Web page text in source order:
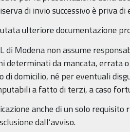
di invio successivo è priva
ulteriore documentazione
di Modena non assume
determinati da mancata, errata
di domicilio, né per eventuali
a fatto di terzi, a caso
anche di un solo
dall’avviso.